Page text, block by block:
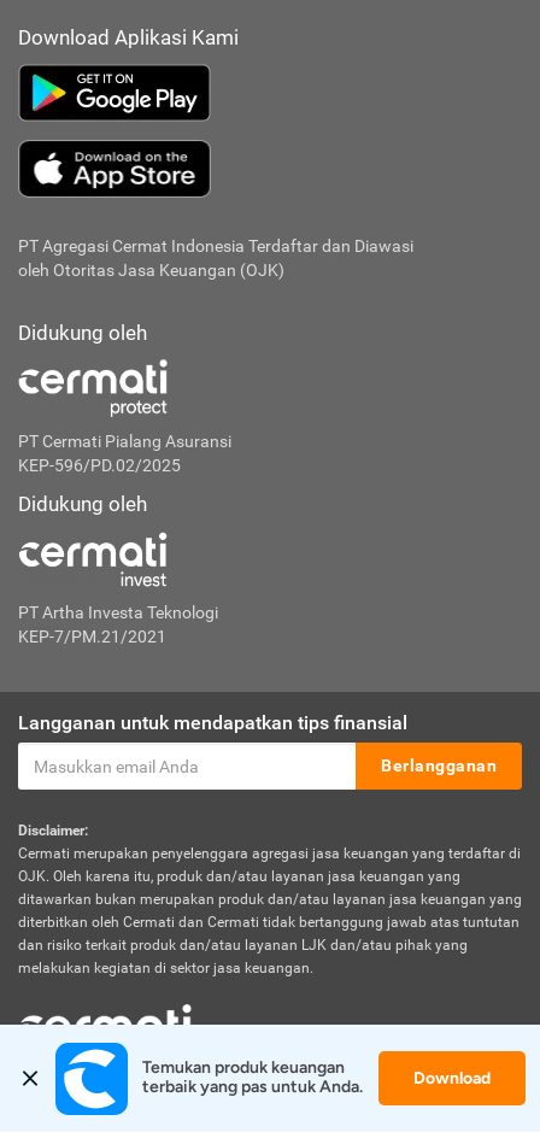
Download Aplikasi Kami
PT Agregasi Cermat Indonesia Terdaftar dan Diawasi
oleh Otoritas Jasa Keuangan (OJK)
Didukung oleh
PT Cermati Pialang Asuransi
KEP-596/PD.02/2025
Didukung oleh
PT Artha Investa Teknologi
KEP-7/PM.21/2021
Langganan untuk mendapatkan tips finansial
Berlangganan
Disclaimer:
Cermati merupakan penyelenggara agregasi jasa keuangan yang terdaftar di
OJK. Oleh karena itu, produk dan/atau layanan jasa keuangan yang
ditawarkan bukan merupakan produk dan/atau layanan jasa keuangan yang
diterbitkan oleh Cermati dan Cermati tidak bertanggung jawab atas tuntutan
dan risiko terkait produk dan/atau layanan LJK dan/atau pihak yang
melakukan kegiatan di sektor jasa keuangan.
© 2026 Cermati. All Rights Reserved.
Temukan produk keuangan
terbaik yang pas untuk Anda.
Download